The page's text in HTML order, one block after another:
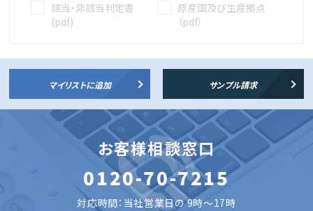
該当・非該当判定書
(pdf)
原産国及び生産拠点
（pdf）
マイリストに追加 サンプル請求
お客様相談窓口
0120-70-7215
対応時間：当社営業日の 9時～17時